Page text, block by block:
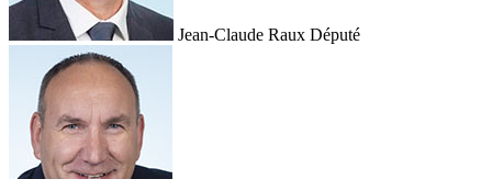
Jean-Claude Raux Député